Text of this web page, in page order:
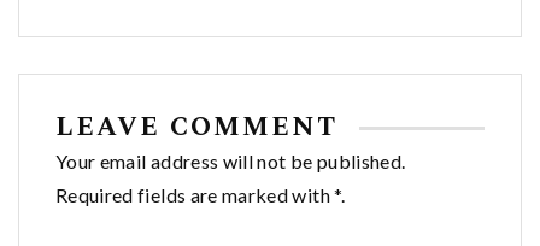
LEAVE COMMENT
Your email address will not be published.
Required fields are marked with *.